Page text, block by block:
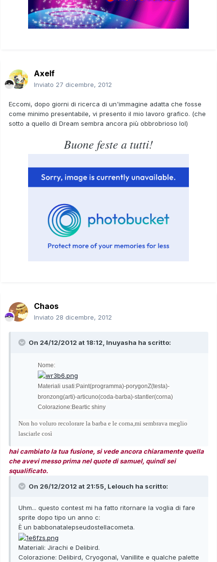
Axelf
Inviato 27 dicembre, 2012
Eccomi, dopo giorni di ricerca di un'immagine adatta che fosse
come minimo presentabile, vi presento il mio lavoro grafico. (che
sotto a quello di Dream sembra ancora più obbrobrioso lol)
Buone feste a tutti!
Chaos
Inviato 28 dicembre, 2012
On 24/12/2012 at 18:12, Inuyasha ha scritto:
Nome:
Materiali usati:Paint(programma)-porygonZ(testa)-
bronzong(arti)-articuno(coda-barba)-stantler(corna)
Colorazione:Beartic shiny
Non ho voluro recolorare la barba e le corna,mi sembrava meglio
lasciarle così
hai cambiato la tua fusione, si vede ancora chiaramente quella
che avevi messo prima nel quote di samuel, quindi sei
squalificato.
On 26/12/2012 at 21:55, Lelouch ha scritto:
Uhm... questo contest mi ha fatto ritornare la voglia di fare
sprite dopo tipo un anno c:
È un babbonatalepseudostellacometa.
Materiali: Jirachi e Delibird.
Colorazione: Delibird, Cryogonal, Vanillite e qualche palette